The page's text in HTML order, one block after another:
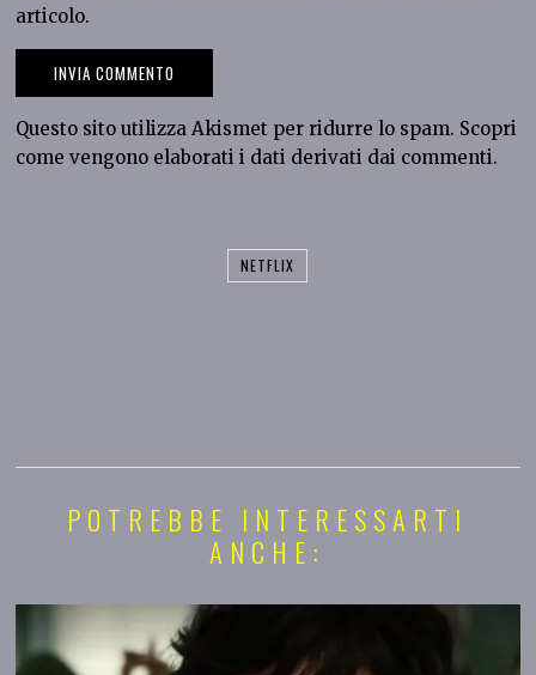
articolo.
Questo sito utilizza Akismet per ridurre lo spam. Scopri
come vengono elaborati i dati derivati dai commenti.
NETFLIX
POTREBBE INTERESSARTI
ANCHE: